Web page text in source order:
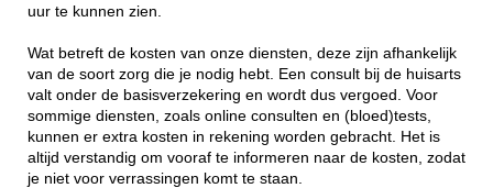
uur te kunnen zien.
Wat betreft de kosten van onze diensten, deze zijn afhankelijk
van de soort zorg die je nodig hebt. Een consult bij de huisarts
valt onder de basisverzekering en wordt dus vergoed. Voor
sommige diensten, zoals online consulten en (bloed)tests,
kunnen er extra kosten in rekening worden gebracht. Het is
altijd verstandig om vooraf te informeren naar de kosten, zodat
je niet voor verrassingen komt te staan.